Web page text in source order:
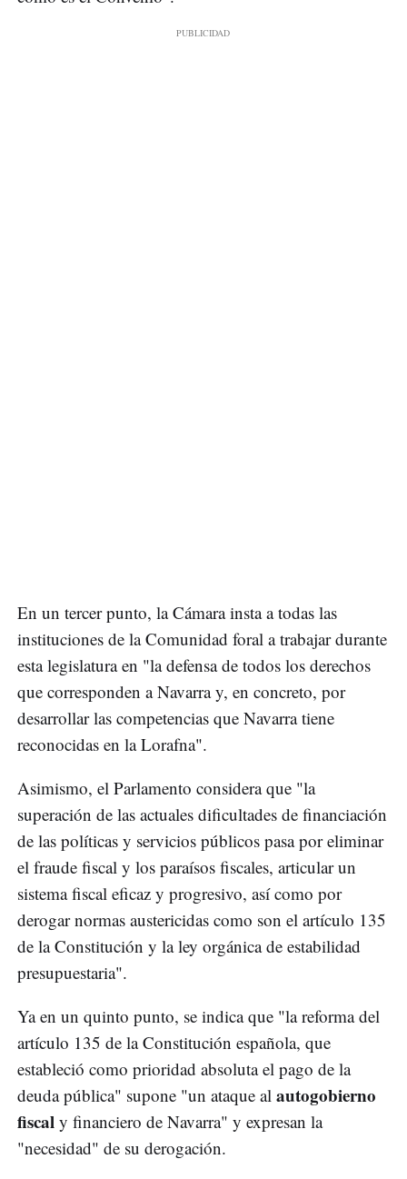
En un tercer punto, la Cámara insta a todas las
instituciones de la Comunidad foral a trabajar durante
esta legislatura en "la defensa de todos los derechos
que corresponden a Navarra y, en concreto, por
desarrollar las competencias que Navarra tiene
reconocidas en la Lorafna".
Asimismo, el Parlamento considera que "la
superación de las actuales dificultades de financiación
de las políticas y servicios públicos pasa por eliminar
el fraude fiscal y los paraísos fiscales, articular un
sistema fiscal eficaz y progresivo, así como por
derogar normas austericidas como son el artículo 135
de la Constitución y la ley orgánica de estabilidad
presupuestaria".
Ya en un quinto punto, se indica que "la reforma del
artículo 135 de la Constitución española, que
estableció como prioridad absoluta el pago de la
deuda pública" supone "un ataque al autogobierno
fiscal y financiero de Navarra" y expresan la
"necesidad" de su derogación.